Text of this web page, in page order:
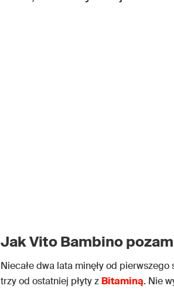
Jak Vito Bambino
Niecałe dwa lata minęły od
trzy od ostatniej płyty z Bitaminą. Nie